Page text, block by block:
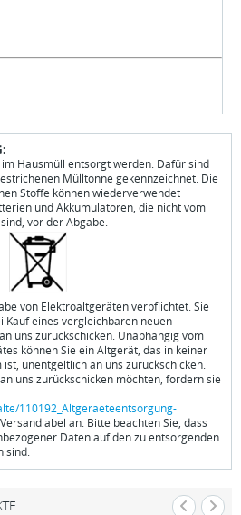
Hausmüll entsorgt werden. Dafür sind
Mülltonne gekennzeichnet. Die
Stoffe können wiederverwendet
und Akkumulatoren, die nicht vom
vor der Abgabe.
von Elektroaltgeräten verpflichtet. Sie
Kauf eines vergleichbaren neuen
uns zurückschicken. Unabhängig vom
können Sie ein Altgerät, das in keiner
unentgeltlich an uns zurückschicken.
uns zurückschicken möchten, fordern sie
110192_Altgeraeteentsorgung-
an. Bitte beachten Sie, dass
Daten auf den zu entsorgenden
sind.